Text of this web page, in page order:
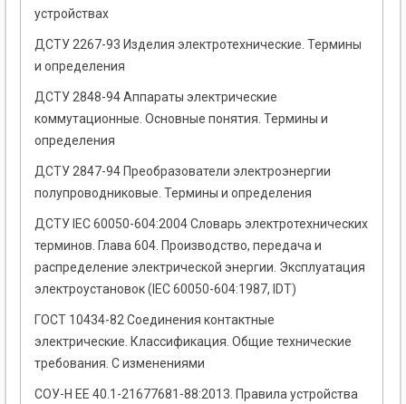
устройствах
ДСТУ 2267-93 Изделия электротехнические. Термины
и определения
ДСТУ 2848-94 Аппараты электрические
коммутационные. Основные понятия. Термины и
определения
ДСТУ 2847-94 Преобразователи электроэнергии
полупроводниковые. Термины и определения
ДСТУ ІЕС 60050-604:2004 Словарь электротехнических
терминов. Глава 604. Производство, передача и
распределение электрической энергии. Эксплуатация
электроустановок (ІЕС 60050-604:1987, IDT)
ГОСТ 10434-82 Соединения контактные
электрические. Классификация. Общие технические
требования. С изменениями
СОУ-Н ЕЕ 40.1-21677681-88:2013. Правила устройства